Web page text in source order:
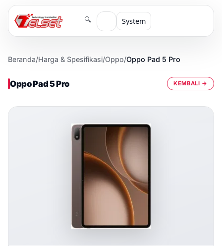
🔍 System
Beranda/Harga & Spesifikasi/Oppo/Oppo Pad 5 Pro
Oppo Pad 5 Pro KEMBALI →